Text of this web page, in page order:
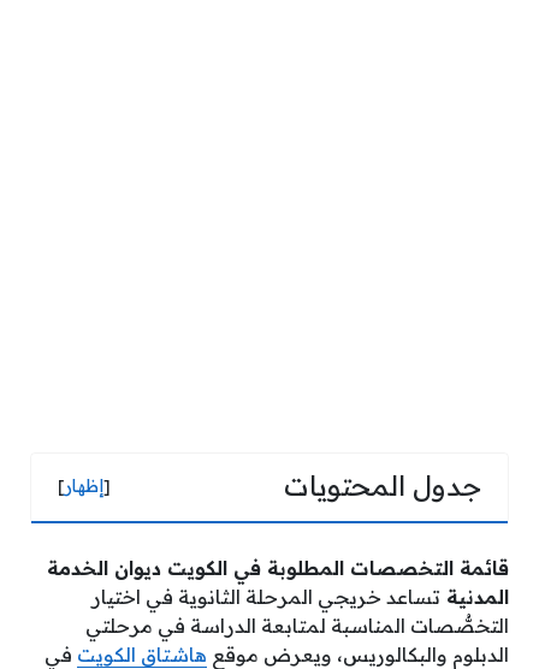
جدول المحتويات [إظهار]
قائمة التخصصات المطلوبة في الكويت ديوان الخدمة
المدنية تساعد خريجي المرحلة الثانوية في اختيار
التخصُّصات المناسبة لمتابعة الدراسة في مرحلتي
الدبلوم والبكالوريس، ويعرض موقع هاشتاق الكويت في